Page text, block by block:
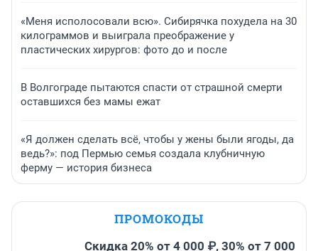
«Меня исполосовали всю». Сибирячка похудела на 30
килограммов и выиграла преображение у
пластических хирургов: фото до и после
В Волгограде пытаются спасти от страшной смерти
оставшихся без мамы ежат
«Я должен сделать всё, чтобы у жены были ягоды, да
ведь?»: под Пермью семья создала клубничную
ферму — история бизнеса
ПРОМОКОДЫ
Скидка 20% от 4 000 ₽, 30% от 7 000